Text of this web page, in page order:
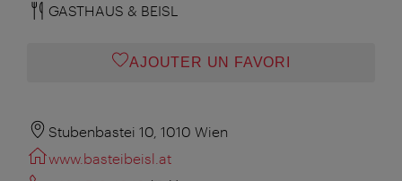
GASTHAUS & BEISL
AJOUTER UN FAVORI
Stubenbastei 10, 1010 Wien
www.basteibeisl.at